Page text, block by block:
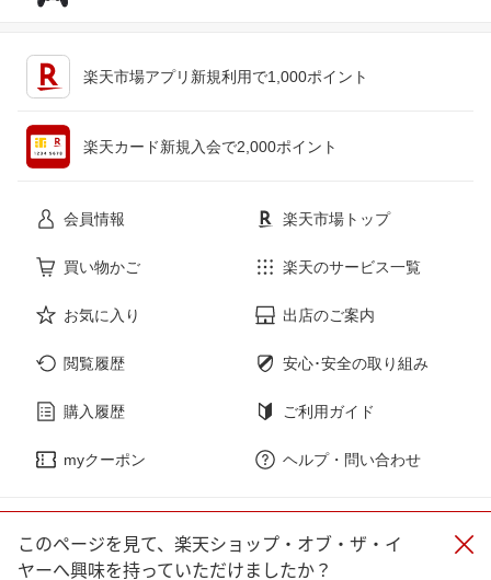
本・雑誌・コミック
楽天市場アプリ新規利用で1,000ポイント
楽天カード新規入会で2,000ポイント
会員情報 楽天市場トップ
買い物かご 楽天のサービス一覧
お気に入り 出店のご案内
閲覧履歴 安心･安全の取り組み
購入履歴 ご利用ガイド
myクーポン ヘルプ・問い合わせ
このページを見て、楽天ショップ・オブ・ザ・イ
ヤーへ興味を持っていただけましたか？